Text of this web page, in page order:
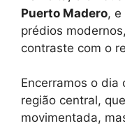
Puerto Madero, e
prédios
contraste com o
Encerramos o dia
região central,
movimentada,